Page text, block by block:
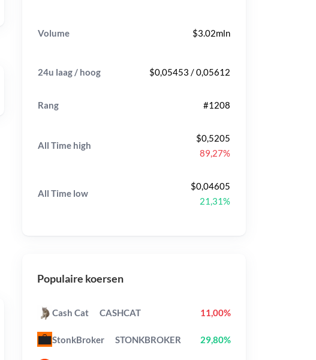
Volume $3.02mln
24u laag / hoog $0,05453 / 0,05612
Rang #1208
All Time high
$0,5205
89,27%
All Time low
$0,04605
21,31%
Populaire koersen
Cash Cat CASHCAT 11,00%
StonkBroker STONKBROKER 29,80%